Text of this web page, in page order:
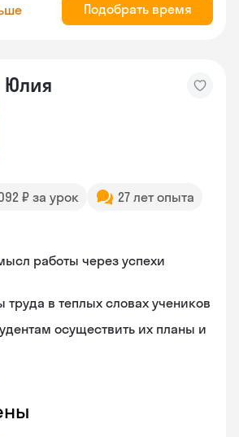
Подобрать время
Юлия
₽ за урок
27 лет опыта
работы через успехи
труда в теплых словах учеников
осуществить их планы и